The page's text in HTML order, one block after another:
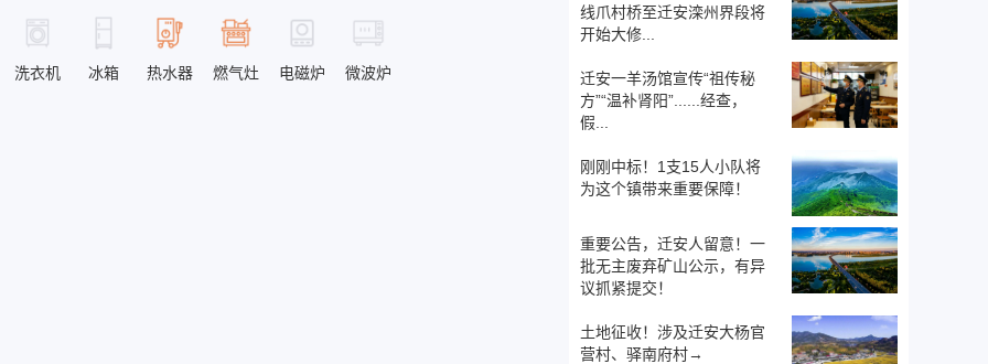
洗衣机 冰箱 热水器 燃气灶 电磁炉 微波炉
线爪村桥至迁安滦州界段将
开始大修...
迁安一羊汤馆宣传“祖传秘
方”“温补肾阳”......经查，
假...
刚刚中标！1支15人小队将
为这个镇带来重要保障！
重要公告，迁安人留意！一
批无主废弃矿山公示，有异
议抓紧提交！
土地征收！涉及迁安大杨官
营村、驿南府村→